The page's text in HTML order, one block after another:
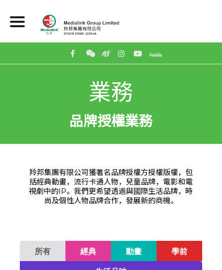
業務
品牌授權業務
羚邦集團有限公司獲著名品牌授權方授權版權，包
括經典動畫，流行卡通人物，兒童品牌，電影和電
視劇中的IP。我們更希望透過與國際生活品牌，時
尚及個性人物品牌合作，發展新的商機。
所有 經典 動畫 學前